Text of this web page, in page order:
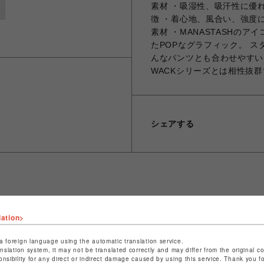
素材 ・吸湿性、吸汗性に優
徴 ・着心地、風合い、強度
素材 ・MANASTASHのアイ
たPOPなグラフィック。 ス
んなパンツとも合わせやす
WACKシリーズとは相性抜
シェアする
舗名
池袋PARCO
定商取引法など法令に基づく表記はこちら
ョップお問い合わせはこちら
foreign language using the automatic translation service.
system, it may not be translated correctly and may differ from the original
for any direct or indirect damage caused by using this service. Thank you